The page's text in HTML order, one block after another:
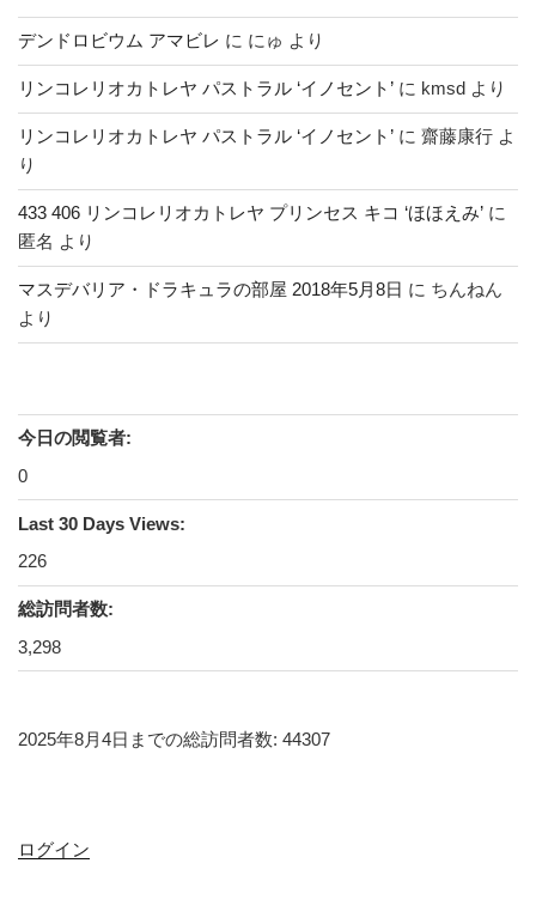
デンドロビウム アマビレ に にゅ より
リンコレリオカトレヤ パストラル ‘イノセント’ に kmsd より
リンコレリオカトレヤ パストラル ‘イノセント’ に 齋藤康行 よ
り
433 406 リンコレリオカトレヤ プリンセス キコ ‘ほほえみ’ に
匿名 より
マスデバリア・ドラキュラの部屋 2018年5月8日 に ちんねん
より
今日の閲覧者:
0
Last 30 Days Views:
226
総訪問者数:
3,298
2025年8月4日までの総訪問者数: 44307
ログイン